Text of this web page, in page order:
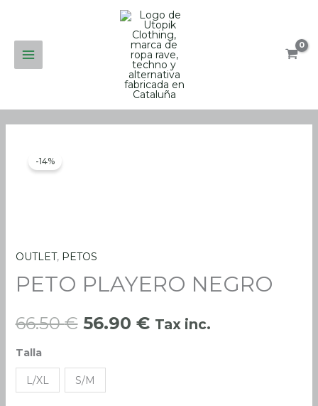
contenido
-14%
OUTLET, PETOS
PETO PLAYERO NEGRO
66.50€
El
precio
original
66.50 €.
56.90 €
precio
actual
Tax inc.
Talla
L/XL S/M
PETO
PLAYERO
cantidad